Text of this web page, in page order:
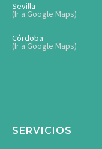
Sevilla
(Ir a Google Maps)
Córdoba
(Ir a Google Maps)
SERVICIOS